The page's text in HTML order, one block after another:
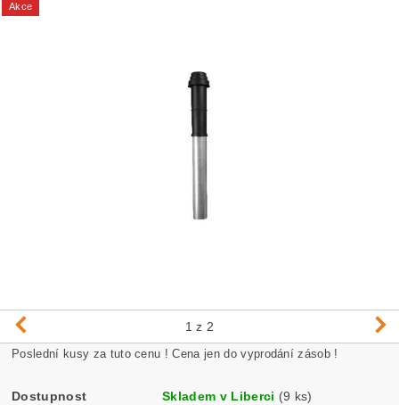
Akce
1 z 2
Poslední kusy za tuto cenu ! Cena jen do vyprodání zásob !
Dostupnost Skladem v Liberci (9 ks)